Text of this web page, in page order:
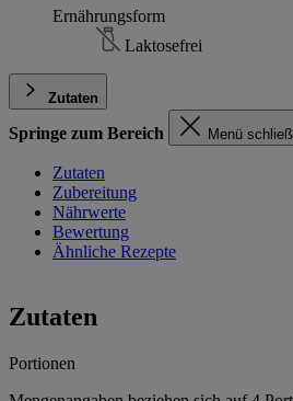
Ernährungsform
Laktosefrei
Zutaten
Springe zum Bereich Menü
Zutaten
Zubereitung
Nährwerte
Bewertung
Ähnliche Rezepte
Zutaten
Portionen